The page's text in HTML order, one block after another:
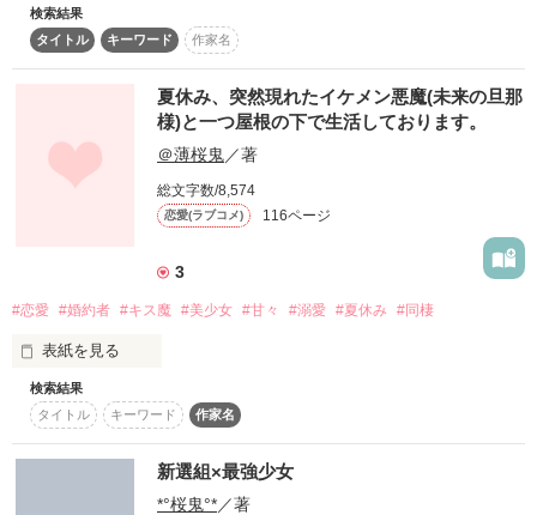
アディオス♪
作品を読む
私は桜鬼
世界No.１の殺し屋
人間なんか信じないよ
大嫌いだ人間なんて
   ×
新選組
検索結果
タイトル
キーワード 作家名
夏休み、突然現れたイケメン悪魔(未来の旦那
様)と一つ屋根の下で生活しております。
＠薄桜鬼／著
総文字数/8,574
恋愛(ラブコメ) 116ページ
3
#恋愛 #婚約者 #キス魔 #美少女 #甘々 #溺愛 #夏休み #同棲
表紙を見る
高校最後の夏休み、
彼は突然現れた。
キス魔な年上オオカミ
❇︎緋月 要（ヒヅキ カナメ）
検索結果
タイトル
キーワード 作家名
新選組×最強少女
*°桜鬼°*／著